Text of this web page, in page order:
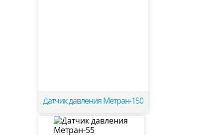
Датчик давления Метран-150